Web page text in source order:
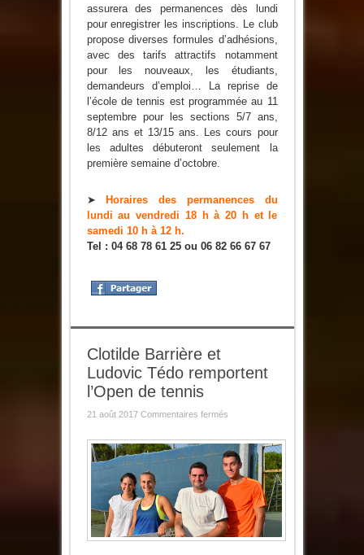
assurera des permanences dès lundi
pour enregistrer les inscriptions. Le club
propose diverses formules d’adhésions,
avec des tarifs attractifs notamment
pour les nouveaux, les étudiants,
demandeurs d’emploi… La reprise de
l’école de tennis est programmée au 11
septembre pour les sections 5/7 ans,
8/12 ans et 13/15 ans. Les cours pour
les adultes débuteront seulement la
première semaine d’octobre.
➤
Horaires des permanences du
lundi au vendredi 18 h à 20 h et le
samedi 10 h à 12 h.
Tel : 04 68 78 61 25 ou 06 82 66 67 67
Clotilde Barrière et
Ludovic Tédo remportent
l’Open de tennis
21 août 2017 Commentaires ferméssur
et
Ludovic
Tédo
remportent
l’Open
de
tennis